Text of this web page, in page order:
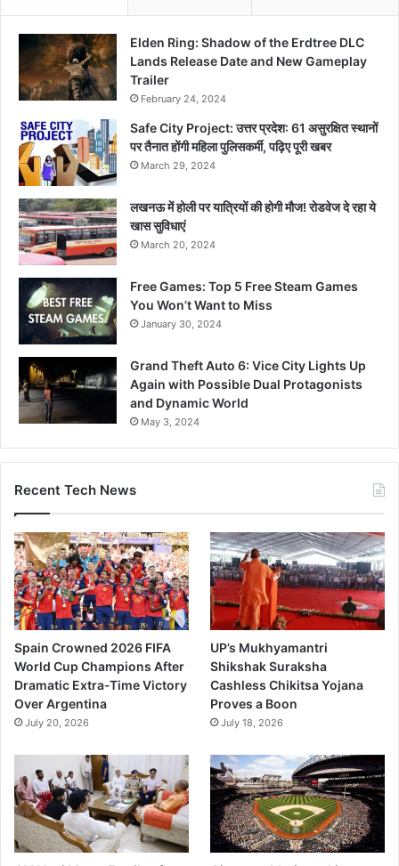
Elden Ring: Shadow of the Erdtree DLC
Lands Release Date and New Gameplay
Trailer
February 24, 2024
Safe City Project: उत्तर प्रदेश: 61 असुरक्षित स्थानों
पर तैनात होंगी महिला पुलिसकर्मी, पढ़िए पूरी खबर
March 29, 2024
लखनऊ में होली पर यात्रियों की होगी मौज! रोडवेज दे रहा ये
खास सुविधाएं
March 20, 2024
Free Games: Top 5 Free Steam Games
You Won’t Want to Miss
January 30, 2024
Grand Theft Auto 6: Vice City Lights Up
Again with Possible Dual Protagonists
and Dynamic World
May 3, 2024
Recent Tech News
Spain Crowned 2026 FIFA
World Cup Champions After
Dramatic Extra-Time Victory
Over Argentina
July 20, 2026
UP’s Mukhyamantri
Shikshak Suraksha
Cashless Chikitsa Yojana
Proves a Boon
July 18, 2026